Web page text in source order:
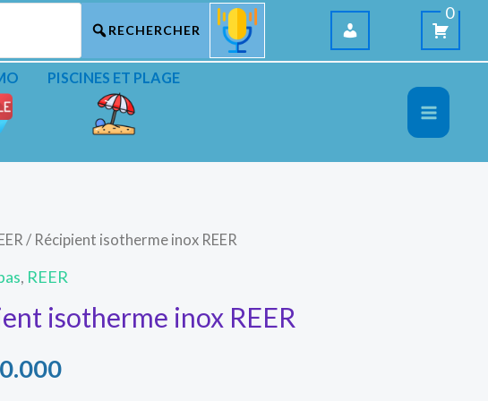
0
PISCINES ET PLAGE
/ Récipient isotherme inox REER
, REER
isotherme inox REER